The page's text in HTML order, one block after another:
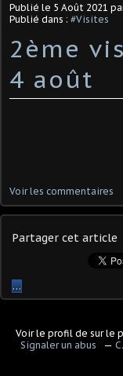
Publié le 5 Août 2021
Publié dans : #Visites
2ème
4 août
Voir les commentaires
Partager cet article
…
Voir le profil de sur le
Signaler un abus